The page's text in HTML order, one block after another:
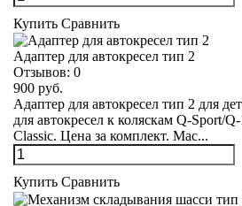
Купить Сравнить
Адаптер для автокресел тип 2
Отзывов: 0
900 руб.
Адаптер для автокресел тип 2 для
для автокресел к коляскам Q-Sport/
Classic. Цена за комплект. Мас...
Купить Сравнить